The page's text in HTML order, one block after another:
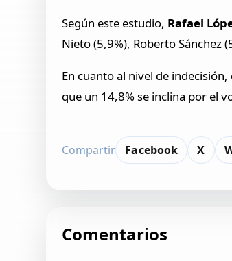
Según este estudio, Rafael
Nieto (5,9%), Roberto Sánchez
En cuanto al nivel de
que un 14,8% se inclina por el
Compartir Facebook X
Comentarios